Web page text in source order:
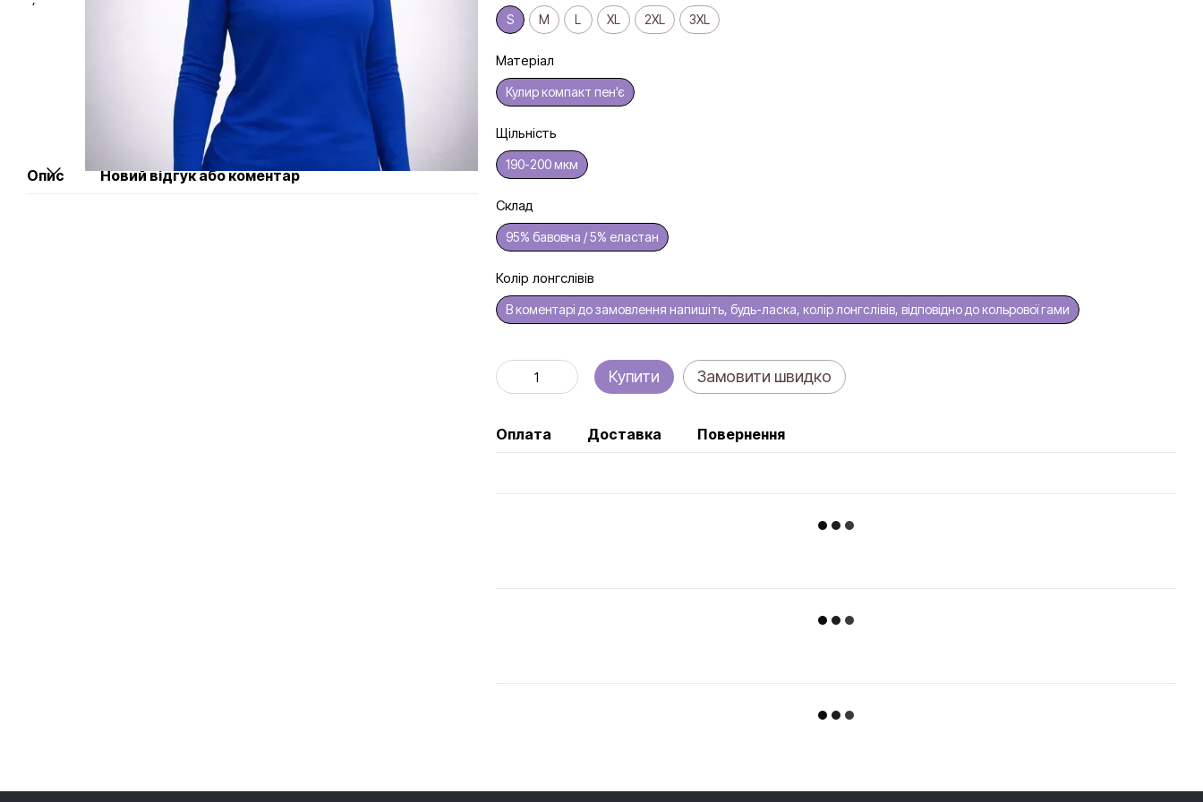
Опис Новий відгук або коментар
S M L XL 2XL 3XL
Матеріал
Кулир компакт пен'є
Щільність
190-200 мкм
Склад
95% бавовна / 5% еластан
Колір лонгслівів
В коментарі до замовлення напишіть, будь-ласка, колір лонгслівів, відповідно до кольрової гами
Купити Замовити швидко
Оплата Доставка Повернення